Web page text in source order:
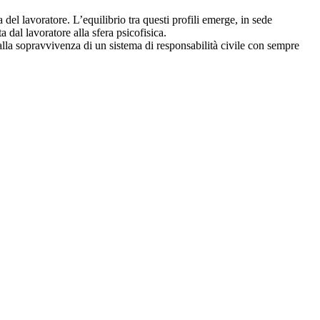
lavoratore. L’equilibrio tra questi profili emerge, in sede
dal lavoratore alla sfera psicofisica.
sopravvivenza di un sistema di responsabilità civile con sempre